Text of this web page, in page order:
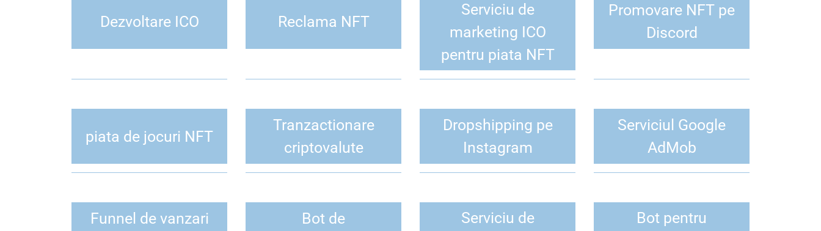
Dezvoltare ICO Reclama NFT
Serviciu de
marketing ICO
pentru piata NFT
Promovare NFT pe
Discord
piata de jocuri NFT
Tranzactionare
criptovalute
Dropshipping pe
Instagram
Serviciul Google
AdMob
Funnel de vanzari
Bot de
Serviciu de
Bot pentru